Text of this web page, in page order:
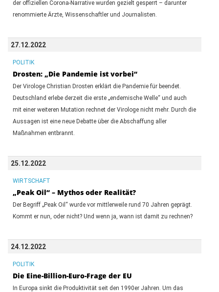
der offiziellen Corona-Narrative wurden gezielt gesperrt – darunter
renommierte Ärzte, Wissenschaftler und Journalisten.
27.12.2022
POLITIK
Drosten: „Die Pandemie ist vorbei“
Der Virologe Christian Drosten erklärt die Pandemie für beendet.
Deutschland erlebe derzeit die erste „endemische Welle“ und auch
mit einer weiteren Mutation rechnet der Virologe nicht mehr. Durch die
Aussagen ist eine neue Debatte über die Abschaffung aller
Maßnahmen entbrannt.
25.12.2022
WIRTSCHAFT
„Peak Oil“ – Mythos oder Realität?
Der Begriff „Peak Oil“ wurde vor mittlerweile rund 70 Jahren geprägt.
Kommt er nun, oder nicht? Und wenn ja, wann ist damit zu rechnen?
24.12.2022
POLITIK
Die Eine-Billion-Euro-Frage der EU
In Europa sinkt die Produktivität seit den 1990er Jahren. Um das